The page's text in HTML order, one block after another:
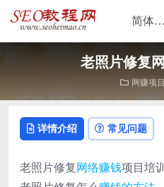
老照片修复
网赚项目
详情介绍 常见问题
老照片修复网络赚钱项目培